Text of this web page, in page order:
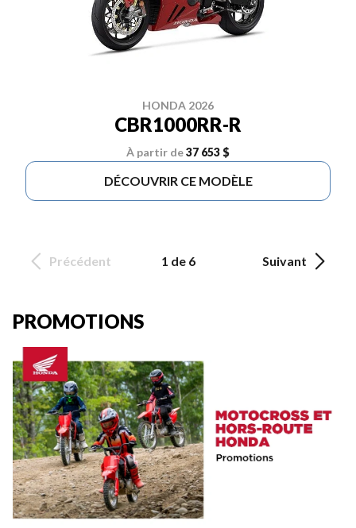
HONDA 2026
CBR1000RR-R
À partir de37 653 $
DÉCOUVRIR CE MODÈLE
Précédent 1 de 6 Suivant
PROMOTIONS